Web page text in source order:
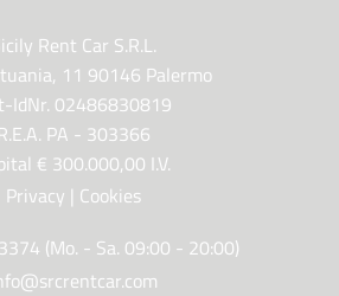
Rent Car S.R.L.
11 90146 Palermo
IdNr. 02486830819
PA - 303366
€ 300.000,00 I.V.
Privacy | Cookies
(Mo. - Sa. 09:00 - 20:00)